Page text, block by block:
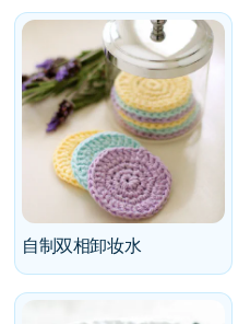
自制双相卸妆水